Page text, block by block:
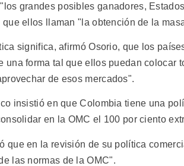
grandes posibles ganadores,
que ellos llaman "la obtención de la
significa, afirmó Osorio, que los
una forma tal que ellos puedan colocar
de esos mercados".
insistió en que Colombia tiene una
en la OMC el 100 por ciento
que en la revisión de su política
las normas de la OMC".